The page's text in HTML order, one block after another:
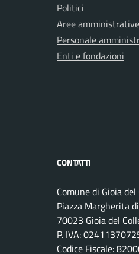
Politici
Aree amministrative
Personale
Enti e fondazioni
CONTATTI
Comune di Gioia del
Piazza Margherita
70023 Gioia del
P. IVA:
Codice Fiscale: